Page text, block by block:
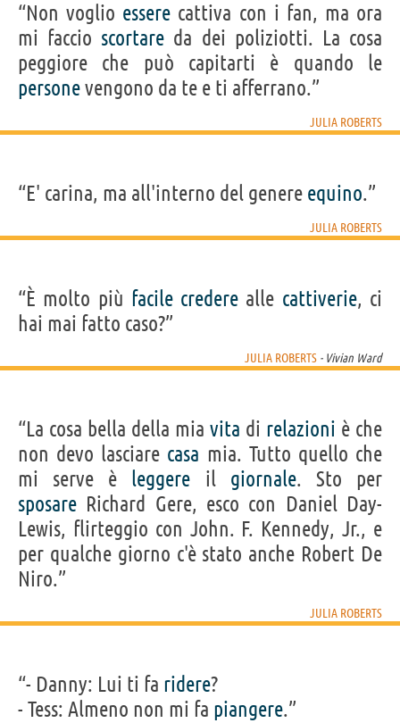
“Non voglio essere cattiva con i fan, ma ora
mi faccio scortare da dei poliziotti. La cosa
peggiore che può capitarti è quando le
personevengono da te e ti afferrano.”
JULIA ROBERTS
“E' carina, ma all'interno del genere equino.”
JULIA ROBERTS
“È molto più facile credere alle cattiverie, ci
hai mai fatto caso?”
JULIA ROBERTS - Vivian Ward
“La cosa bella della mia vita di relazioni è che
non devo lasciare casa mia. Tutto quello che
mi serve è leggere il giornale. Sto per
sposare Richard Gere, esco con Daniel Day-
Lewis, flirteggio con John. F. Kennedy, Jr., e
per qualche giorno c'è stato anche Robert De
Niro.”
JULIA ROBERTS
“- Danny: Lui ti fa ridere?
- Tess: Almeno non mi fa piangere.”